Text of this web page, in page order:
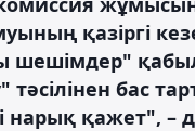
қазіргі
бас
нарық қажет", –